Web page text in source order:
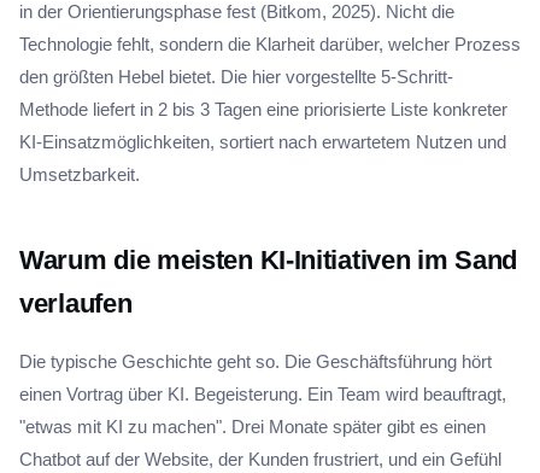
in der Orientierungsphase fest (Bitkom, 2025). Nicht die
Technologie fehlt, sondern die Klarheit darüber, welcher Prozess
den größten Hebel bietet. Die hier vorgestellte 5-Schritt-
Methode liefert in 2 bis 3 Tagen eine priorisierte Liste konkreter
KI-Einsatzmöglichkeiten, sortiert nach erwartetem Nutzen und
Umsetzbarkeit.
Warum die meisten KI-Initiativen im Sand
verlaufen
Die typische Geschichte geht so. Die Geschäftsführung hört
einen Vortrag über KI. Begeisterung. Ein Team wird beauftragt,
"etwas mit KI zu machen". Drei Monate später gibt es einen
Chatbot auf der Website, der Kunden frustriert, und ein Gefühl